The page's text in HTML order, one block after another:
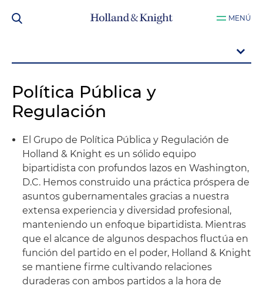
MENÚ
Política Pública y
Regulación
El Grupo de Política Pública y Regulación de
Holland & Knight es un sólido equipo
bipartidista con profundos lazos en Washington,
D.C. Hemos construido una práctica próspera de
asuntos gubernamentales gracias a nuestra
extensa experiencia y diversidad profesional,
manteniendo un enfoque bipartidista. Mientras
que el alcance de algunos despachos fluctúa en
función del partido en el poder, Holland & Knight
se mantiene firme cultivando relaciones
duraderas con ambos partidos a la hora de